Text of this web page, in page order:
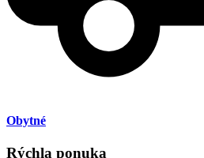
Obytné
Rýchla ponuka